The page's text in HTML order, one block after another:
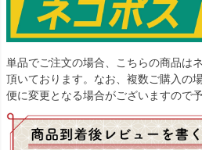
単品でご注文の場合、こちらの商品は
頂いております。なお、複数ご購入の
便に変更となる場合がございますので